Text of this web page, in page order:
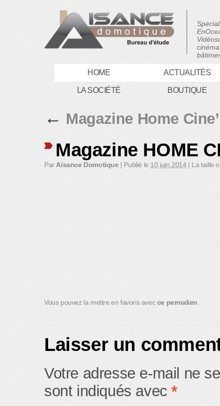
HOME ACTUALITÉS
LA SOCIÉTÉ BOUTIQUE
← Magazine Home
Magazine HOME
Par Aisance Domotique | Publié le 10 juin 2014 | La taille
Vous pouvez la mettre en favoris avecce permalien
Laisser un
Votre adresse e-mail ne
sont indiqués avec*